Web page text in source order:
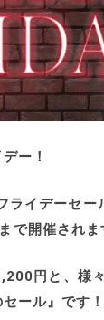
ー！
ライデーセー
開催されま
円と、様
ール』です！